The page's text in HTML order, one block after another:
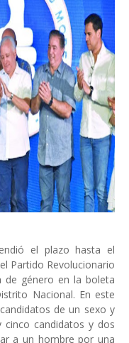
el plazo hasta el
Partido Revolucionario
de género en la boleta
Nacional. En este
de un sexo y
candidatos y dos
a un hombre por una